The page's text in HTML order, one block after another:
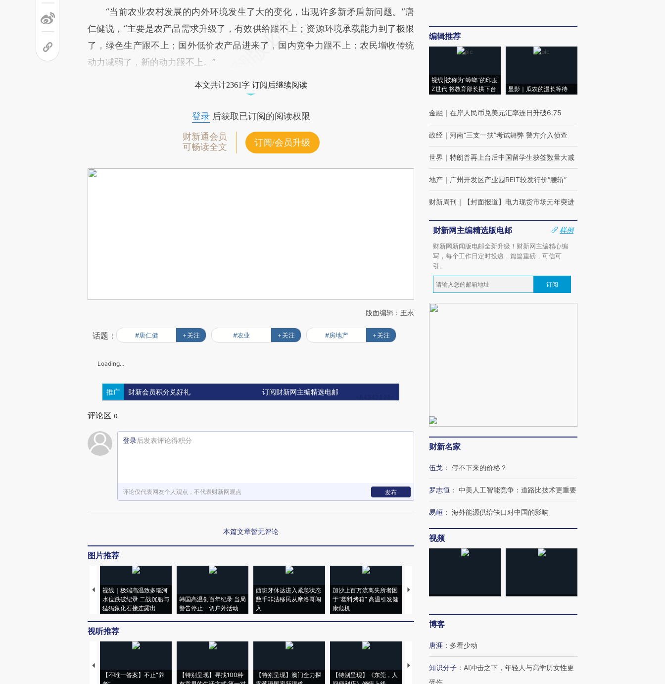
“当前农业农村发展的内外环境发生了大的变化，出现许多新矛盾新问题。”唐
仁健说，“主要是农产品需求升级了，有效供给跟不上；资源环境承载能力到了极限
了，绿色生产跟不上；国外低价农产品进来了，国内竞争力跟不上；农民增收传统
动力减弱了，新的动力跟不上。”
本文共计2361字 订阅后继续阅读
登录后获取已订阅的阅读权限
财新通会员
可畅读全文
订阅/会员升级
版面编辑：王永
话题： #唐仁健 +关注 #农业 +关注 #房地产 +关注
Loading...
推广 财新会员积分兑好礼 订阅财新网主编精选电邮
评论区 0
登录后发表评论得积分
评论仅代表网友个人观点，不代表财新网观点 发布
本篇文章暂无评论
图片推荐
视线｜极端高温致多瑙河
水位跌破纪录 二战沉船与
猛犸象化石接连露出
韩国高温创百年纪录 当局
警告停止一切户外活动
西班牙休达进入紧急状态
数千非法移民从摩洛哥闯
入
加沙上百万流离失所者困
于“塑料烤箱” 高温引发健
康危机
马航飞行员跨国走私7万
视听推荐
【不唯一答案】不止“养
【特别呈现】寻找100种
【特别呈现】澳门全力探
【特别呈现】《东莞，人
【推广】走进第四届链博
【商旅对话】华住集团
编辑推荐
视线|被称为“蟑螂”的印度
Z世代 将教育部长拱下台
显影｜瓜农的漫长等待
金融 ｜ 在岸人民币兑美元汇率连日升破6.75
政经 ｜ 河南“三支一扶”考试舞弊 警方介入侦查
世界 ｜ 特朗普再上台后中国留学生获签数量大减
地产 ｜ 广州开发区产业园REIT较发行价“腰斩”
财新周刊 ｜ 【封面报道】电力现货市场元年突进
财新网主编精选版电邮
样例
财新网新闻版电邮全新升级！财新网主编精心编
写，每个工作日定时投递，篇篇重磅，可信可
引。
订阅
财新名家
伍戈 ： 停不下来的价格？
罗志恒 ： 中美人工智能竞争：道路比技术更重要
易峘 ： 海外能源供给缺口对中国的影响
视频
博客
唐涯 ： 多看少动
知识分子 ： AI冲击之下，年轻人与高学历女性更
受伤